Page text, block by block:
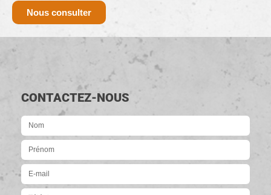
Nous consulter
CONTACTEZ-NOUS